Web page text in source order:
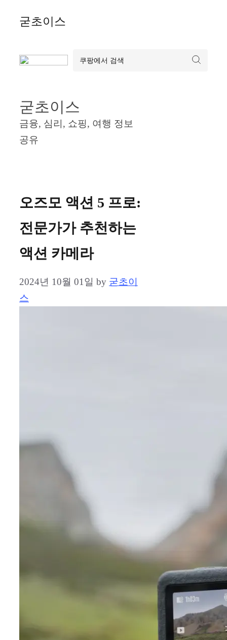
Skip굳초이스
굳초이스
금융, 심리, 쇼핑, 여행 정보
공유
오즈모 액션 5 프로:
전문가가 추천하는
액션 카메라
2024년 10월 01일 by 굳초이
스